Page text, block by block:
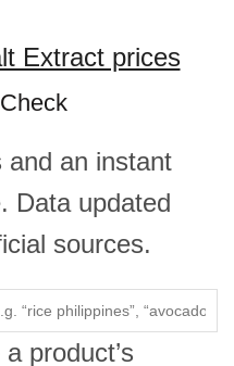
Extract prices
and an instant
Data updated
sources.
product’s